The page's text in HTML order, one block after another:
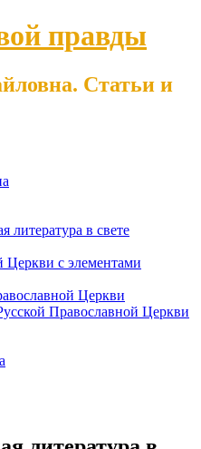
правды
Статьи и
литература в свете
Церкви с элементами
Церкви
Православной Церкви